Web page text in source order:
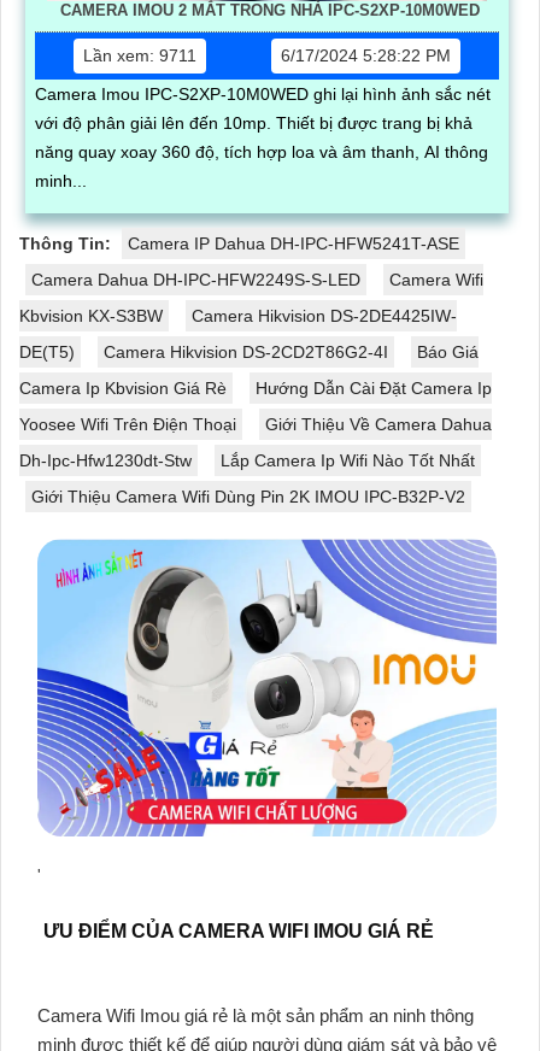
CAMERA IMOU 2 MẮT TRONG NHÀ IPC-S2XP-10M0WED
Lần xem: 9711
6/17/2024 5:28:22 PM
Camera Imou IPC-S2XP-10M0WED ghi lại hình ảnh sắc nét
với độ phân giải lên đến 10mp. Thiết bị được trang bị khả
năng quay xoay 360 độ, tích hợp loa và âm thanh, AI thông
minh...
Thông Tin:
Camera IP Dahua DH-IPC-HFW5241T-ASE
Camera Dahua DH-IPC-HFW2249S-S-LED
Camera Wifi
Kbvision KX-S3BW
Camera Hikvision DS-2DE4425IW-
DE(T5)
Camera Hikvision DS-2CD2T86G2-4I
Báo Giá
Camera Ip Kbvision Giá Rè
Hướng Dẫn Cài Đặt Camera Ip
Yoosee Wifi Trên Điện Thoại
Giới Thiệu Về Camera Dahua
Dh-Ipc-Hfw1230dt-Stw
Lắp Camera Ip Wifi Nào Tốt Nhất
Giới Thiệu Camera Wifi Dùng Pin 2K IMOU IPC-B32P-V2
'
ƯU ĐIỂM CỦA CAMERA WIFI IMOU GIÁ RẺ
Camera Wifi Imou giá rẻ là một sản phẩm an ninh thông
minh được thiết kế để giúp người dùng giám sát và bảo vệ